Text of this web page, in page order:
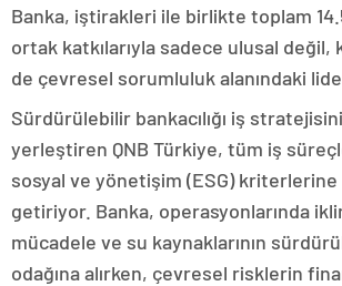
Banka, iştirakleri ile birlikte toplam
ortak katkılarıyla sadece ulusal
de çevresel sorumluluk alanındaki
Sürdürülebilir bankacılığı iş
yerleştiren QNB Türkiye, tüm iş
sosyal ve yönetişim (ESG)
getiriyor. Banka, operasyonlarında
mücadele ve su kaynaklarının
odağına alırken, çevresel risklerin